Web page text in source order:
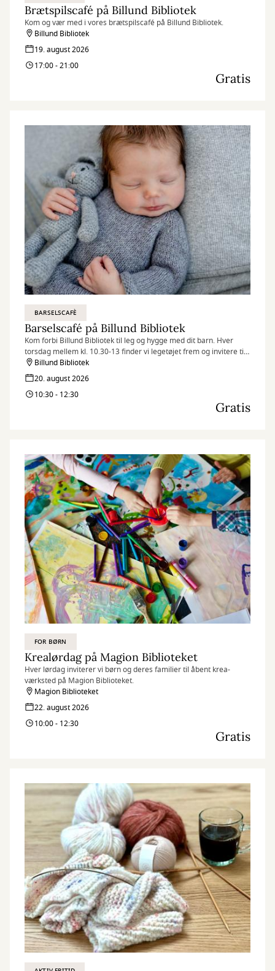
Brætspilscafé på Billund Bibliotek
Kom og vær med i vores brætspilscafé på Billund Bibliotek.
Billund Bibliotek
19. august 2026
17:00 - 21:00
Gratis
BARSELSCAFÈ
Barselscafé på Billund Bibliotek
Kom forbi Billund Bibliotek til leg og hygge med dit barn. Hver
torsdag mellem kl. 10.30-13 finder vi legetøjet frem og invitere til
Barselscafé.
Billund Bibliotek
20. august 2026
10:30 - 12:30
Gratis
FOR BØRN
Krealørdag på Magion Biblioteket
Hver lørdag inviterer vi børn og deres familier til åbent krea-
værksted på Magion Biblioteket.
Magion Biblioteket
22. august 2026
10:00 - 12:30
Gratis